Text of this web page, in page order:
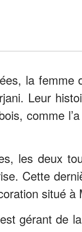
la
Leur
comme
les deux
Cette
situé à
gérant de